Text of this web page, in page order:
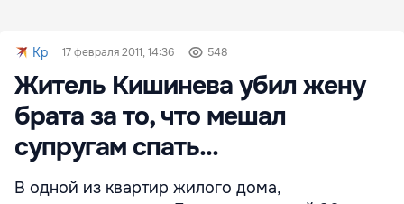
Kp 17 февраля 2011, 14:36 548
Житель Кишинева убил жену
брата за то, что мешал
супругам спать...
В одной из квартир жилого дома,